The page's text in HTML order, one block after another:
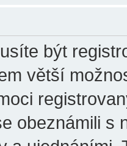
být
větší
obeznámili s